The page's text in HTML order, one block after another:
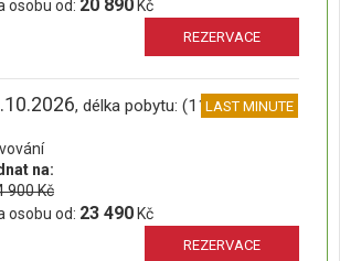
osobu od: 20 890 Kč
REZERVACE
, délka pobytu: (11 dní)LAST MINUTE
na:
900 Kč
osobu od: 23 490 Kč
REZERVACE